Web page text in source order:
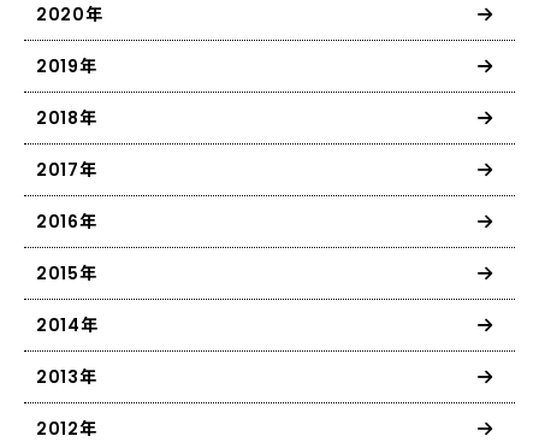
2020年
2019年
2018年
2017年
2016年
2015年
2014年
2013年
2012年